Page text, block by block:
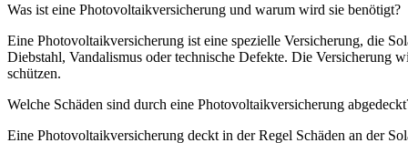
Was ist eine Photovoltaikversicherung und warum wird sie benötigt?
Eine Photovoltaikversicherung ist eine spezielle Versicherung, die
Diebstahl, Vandalismus oder technische Defekte. Die Versicherung
schützen.
Welche Schäden sind durch eine Photovoltaikversicherung
Eine Photovoltaikversicherung deckt in der Regel Schäden an der